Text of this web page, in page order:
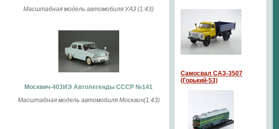
Масштабная модель автомобиля УАЗ (1:43)
Москвич-403ИЭ Автолегенды СССР №141
Масштабная модель автомобиля Москвич(1:43)
Самосвал САЗ-3507
(Горький-53)